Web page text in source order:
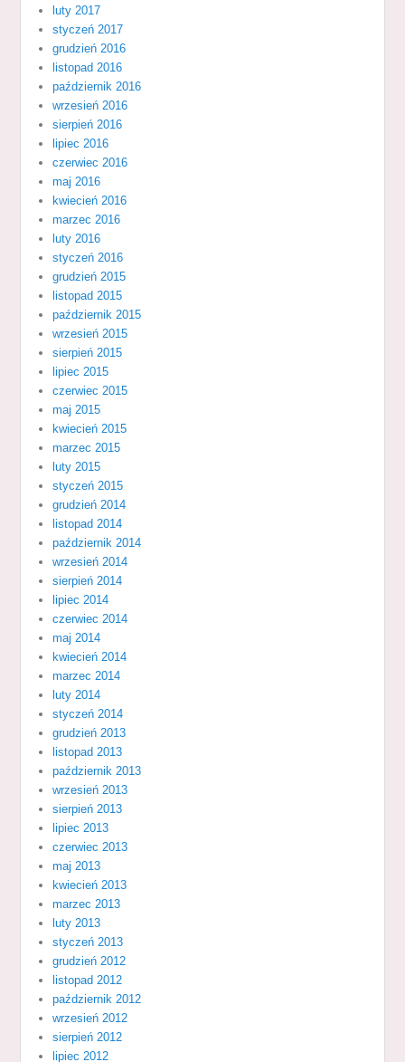
luty 2017
styczeń 2017
grudzień 2016
listopad 2016
październik 2016
wrzesień 2016
sierpień 2016
lipiec 2016
czerwiec 2016
maj 2016
kwiecień 2016
marzec 2016
luty 2016
styczeń 2016
grudzień 2015
listopad 2015
październik 2015
wrzesień 2015
sierpień 2015
lipiec 2015
czerwiec 2015
maj 2015
kwiecień 2015
marzec 2015
luty 2015
styczeń 2015
grudzień 2014
listopad 2014
październik 2014
wrzesień 2014
sierpień 2014
lipiec 2014
czerwiec 2014
maj 2014
kwiecień 2014
marzec 2014
luty 2014
styczeń 2014
grudzień 2013
listopad 2013
październik 2013
wrzesień 2013
sierpień 2013
lipiec 2013
czerwiec 2013
maj 2013
kwiecień 2013
marzec 2013
luty 2013
styczeń 2013
grudzień 2012
listopad 2012
październik 2012
wrzesień 2012
sierpień 2012
lipiec 2012